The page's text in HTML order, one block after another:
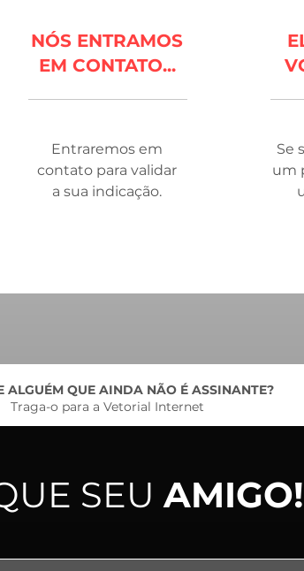
NÓS ENTRAMOS
EM CONTATO...
Entraremos em
contato para validar
a sua indicação.
Se
um
ALGUÉM QUE AINDA NÃO É ASSINANTE?
Traga-o para a Vetorial Internet
SEUAMIGO!